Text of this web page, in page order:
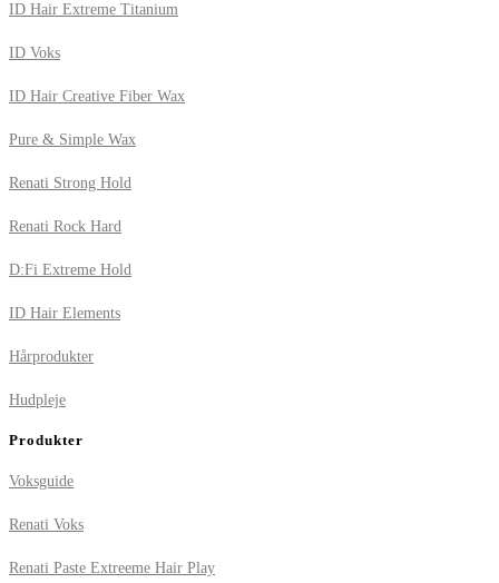
ID Hair Extreme Titanium
ID Voks
ID Hair Creative Fiber Wax
Pure & Simple Wax
Renati Strong Hold
Renati Rock Hard
D:Fi Extreme Hold
ID Hair Elements
Hårprodukter
Hudpleje
Produkter
Voksguide
Renati Voks
Renati Paste Extreeme Hair Play